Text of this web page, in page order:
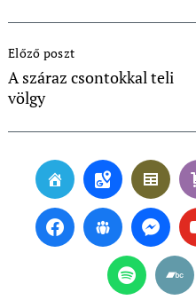
Navigation
Előző poszt
A száraz csontokkal teli
völgy